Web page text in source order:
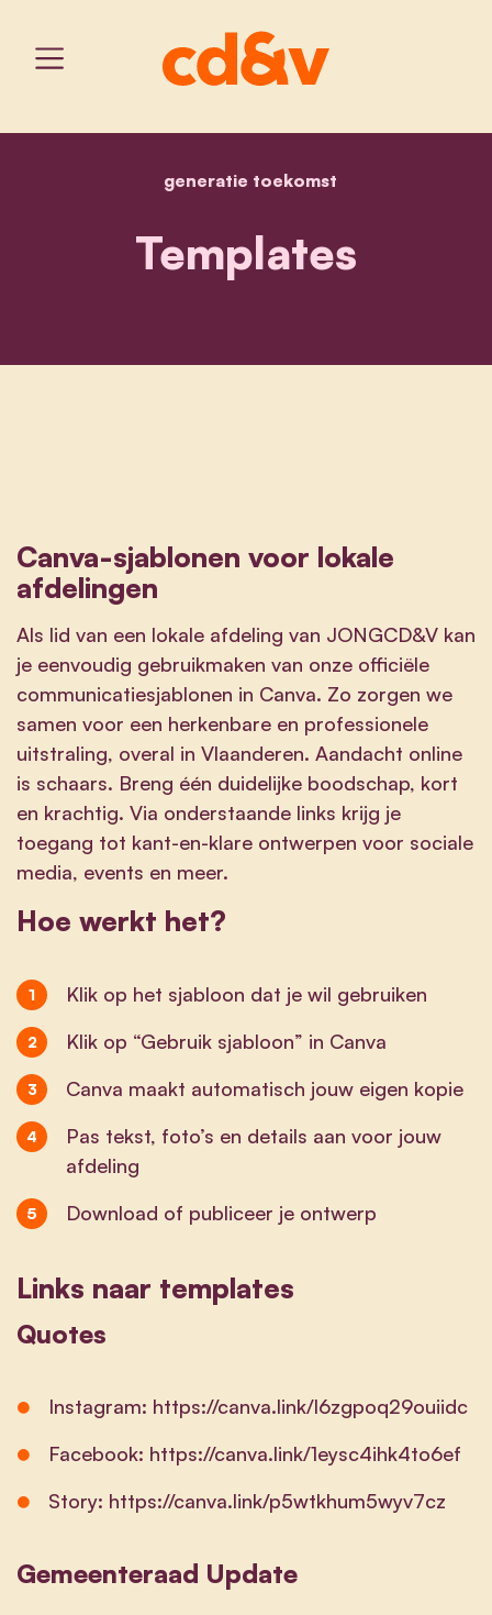
home
generatie toekomst
templates
Templates
Canva-sjablonen voor lokale
afdelingen
Als lid van een lokale afdeling van JONGCD&V kan
je eenvoudig gebruikmaken van onze officiële
communicatiesjablonen in Canva. Zo zorgen we
samen voor een herkenbare en professionele
uitstraling, overal in Vlaanderen. Aandacht online
is schaars. Breng één duidelijke boodschap, kort
en krachtig. Via onderstaande links krijg je
toegang tot kant-en-klare ontwerpen voor sociale
media, events en meer.
Hoe werkt het?
Klik op het sjabloon dat je wil gebruiken
Klik op “Gebruik sjabloon” in Canva
Canva maakt automatisch jouw eigen kopie
Pas tekst, foto’s en details aan voor jouw
afdeling
Download of publiceer je ontwerp
Links naar templates
Quotes
Instagram: https://canva.link/l6zgpoq29ouiidc
Facebook: https://canva.link/1eysc4ihk4to6ef
Story: https://canva.link/p5wtkhum5wyv7cz
Gemeenteraad Update